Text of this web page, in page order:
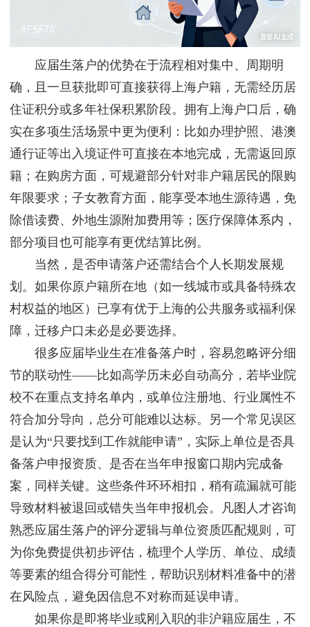
应届生落户的优势在于流程相对集中、周期明
确，且一旦获批即可直接获得上海户籍，无需经历居
住证积分或多年社保积累阶段。拥有上海户口后，确
实在多项生活场景中更为便利：比如办理护照、港澳
通行证等出入境证件可直接在本地完成，无需返回原
籍；在购房方面，可规避部分针对非户籍居民的限购
年限要求；子女教育方面，能享受本地生源待遇，免
除借读费、外地生源附加费用等；医疗保障体系内，
部分项目也可能享有更优结算比例。
当然，是否申请落户还需结合个人长期发展规
划。如果你原户籍所在地（如一线城市或具备特殊农
村权益的地区）已享有优于上海的公共服务或福利保
障，迁移户口未必是必要选择。
很多应届毕业生在准备落户时，容易忽略评分细
节的联动性——比如高学历未必自动高分，若毕业院
校不在重点支持名单内，或单位注册地、行业属性不
符合加分导向，总分可能难以达标。另一个常见误区
是认为“只要找到工作就能申请”，实际上单位是否具
备落户申报资质、是否在当年申报窗口期内完成备
案，同样关键。这些条件环环相扣，稍有疏漏就可能
导致材料被退回或错失当年申报机会。凡图人才咨询
熟悉应届生落户的评分逻辑与单位资质匹配规则，可
为你免费提供初步评估，梳理个人学历、单位、成绩
等要素的组合得分可能性，帮助识别材料准备中的潜
在风险点，避免因信息不对称而延误申请。
如果你是即将毕业或刚入职的非沪籍应届生，不